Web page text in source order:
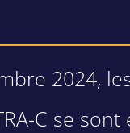
2024,
C se